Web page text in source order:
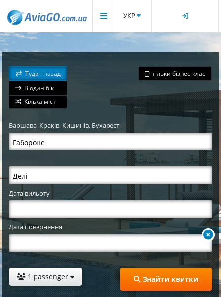
УКР
Туди і назад
В один бік
Кілька міст
тільки бізнес-клас
Варшава,Краків, Кишинів, Бухарест
Дата вильоту
Дата повернення
1 passenger Знайти квитки